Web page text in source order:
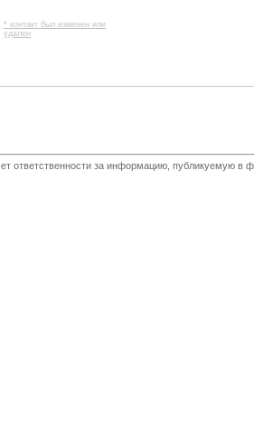
* контакт был изменен или
удален
ответственности за информацию, публикуемую